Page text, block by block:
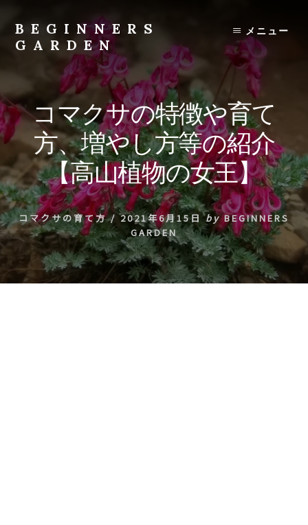
content
BEGINNERS
GARDEN
の
種
類
や
育
て
方
の
紹
介
を
行
メニュー
コマクサの特徴や育て
方、増やし方等の紹介
【高山植物の女王】
コマクサの育て方/ 2021年6月15日 by BEGINNERS
GARDEN